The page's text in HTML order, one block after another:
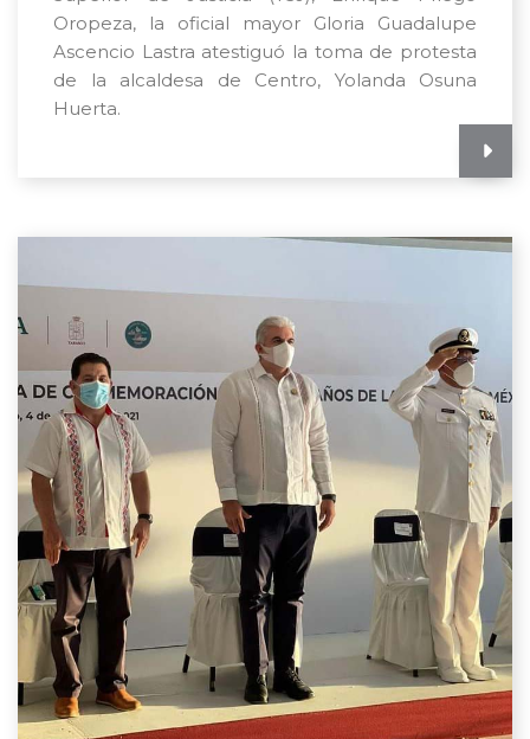
Oropeza, la oficial mayor Gloria Guadalupe
Ascencio Lastra atestiguó la toma de protesta
de la alcaldesa de Centro, Yolanda Osuna
Huerta.